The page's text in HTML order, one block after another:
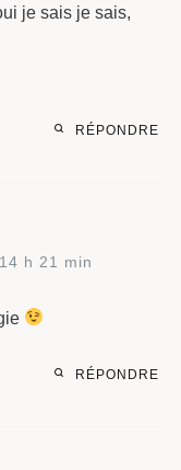
je sais je sais,
RÉPONDRE
h 21 min
RÉPONDRE